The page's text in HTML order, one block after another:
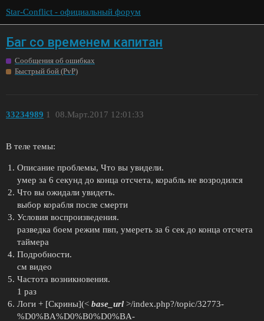
Star-Conflict - официальный форум
Баг со временем капитан
Сообщения об ошибках
Быстрый бой (PvP)
33234989 08.Март.2017 12:01:33
1
В теле темы:
Описание проблемы, Что вы увидели.
умер за 6 секунд до конца отсчета, корабль не возродился
Что вы ожидали увидеть.
выбор корабля после смерти
Условия воспроизведения.
разведка боем режим пвп, умереть за 6 сек до конца отсчета
таймера
Подробности.
см видео
Частота возникновения.
1 раз
Логи + [Скрины](< base_url>/index.php?/topic/32773-
%D0%BA%D0%B0%D0%BA-